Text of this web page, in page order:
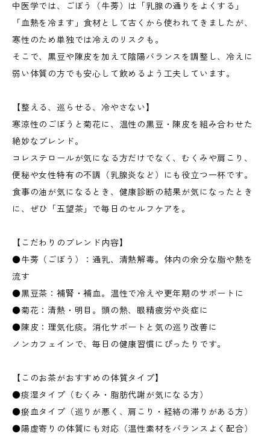
中医学では、ごぼう（牛蒡）は「乳腺の通りをよくする」
「血熱を冷ます」食材として古くから使われてきましたが、
寒性のため単独では冷えのリスクも。
そこで、黒豆や陳皮を加えて陰陽バランスを調整し、冷えに
弱い体質の方でも安心して飲めるよう工夫しています。
【整える、巡らせる、冷やさない】
寒涼性のごぼうと菊花に、温性の黒豆・陳皮を組み合わせた
絶妙なブレンド。
コレステロールが気になる方だけでなく、むくみや肩こり、
便秘や女性特有の不調（乳腺炎など）にも役立つ一杯です。
食事の油が気になるとき、健康診断の結果が気になったとき
に、ぜひ「五望茶」で毎日のセルフケアを。
【こだわりのブレンド内容】
●牛蒡（ごぼう）：通乳、清熱解毒。体内の余分な脂や熱を
流す
●黒豆茶：補腎・補血。温性で冷えや更年期のサポートに
●菊花：清熱・明目。頭の熱、眼精疲労や炎症に
●陳皮：理気化痰。消化サポートと気の巡り改善に
ノンカフェインで、毎日の健康習慣にぴったりです。
【このお茶がおすすめの体質タイプ】
●痰湿タイプ（むくみ・脂肪代謝が気になる方）
●瘀血タイプ（巡りが悪く、肩こり・経絡の滞りがある方）
●陽虚寄りの体質にも対応（温性素材をバランスよく配合）